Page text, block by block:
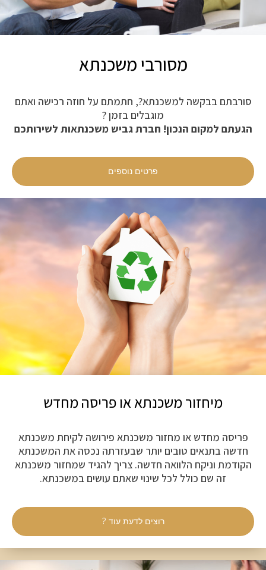
מסורבי משכנתא
סורבתם בבקשה למשכנתא?, חתמתם על חוזה רכישה ואתם
מוגבלים בזמן ?
הגעתם למקום הנכון! חברת גביש משכנתאות לשירותכם
פרטים נוספים
מיחזור משכנתא או פריסה מחדש
פריסה מחדש או מחזור משכנתא פירושה לקיחת משכנתא
חדשה בתנאים טובים יותר שבעזרתה נכסה את המשכנתא
הקודמת וניקח הלוואה חדשה. צריך להגיד שמחזור משכנתא
זה שם כולל לכל שינוי שאתם עושים במשכנתא.
רוצים לדעת עוד ?